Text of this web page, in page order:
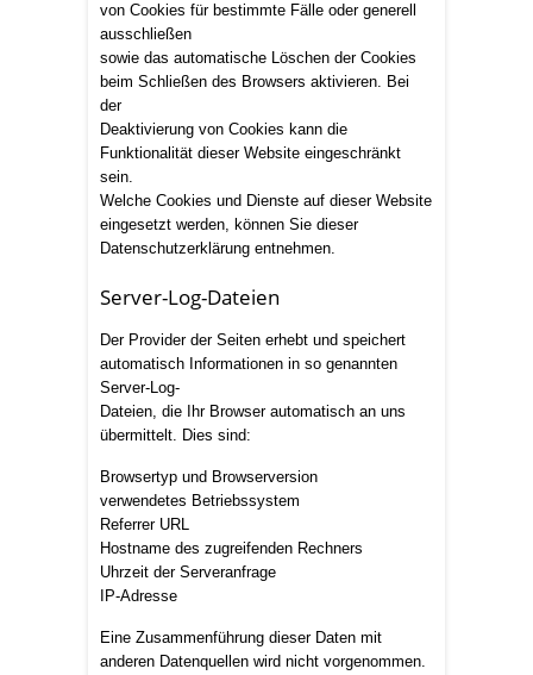
von Cookies für bestimmte Fälle oder generell
ausschließen
sowie das automatische Löschen der Cookies
beim Schließen des Browsers aktivieren. Bei
der
Deaktivierung von Cookies kann die
Funktionalität dieser Website eingeschränkt
sein.
Welche Cookies und Dienste auf dieser Website
eingesetzt werden, können Sie dieser
Datenschutzerklärung entnehmen.
Server-Log-Dateien
Der Provider der Seiten erhebt und speichert
automatisch Informationen in so genannten
Server-Log-
Dateien, die Ihr Browser automatisch an uns
übermittelt. Dies sind:
Browsertyp und Browserversion
verwendetes Betriebssystem
Referrer URL
Hostname des zugreifenden Rechners
Uhrzeit der Serveranfrage
IP-Adresse
Eine Zusammenführung dieser Daten mit
anderen Datenquellen wird nicht vorgenommen.